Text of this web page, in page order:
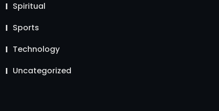
Spiritual
Sports
Technology
Uncategorized